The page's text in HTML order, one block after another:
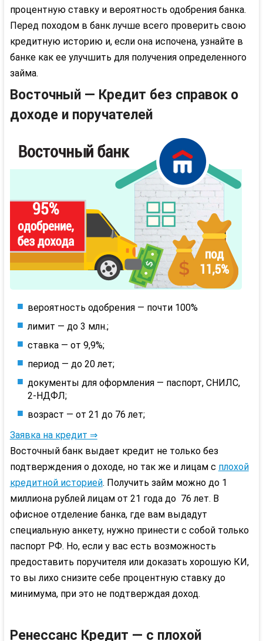
процентную ставку и вероятность одобрения банка.
Перед походом в банк лучше всего проверить свою
кредитную историю и, если она испочена, узнайте в
банке как ее улучшить для получения определенного
займа.
Восточный — Кредит без справок о
доходе и поручателей
вероятность одобрения — почти 100%
лимит — до 3 млн.;
ставка — от 9,9%;
период — до 20 лет;
документы для оформления — паспорт, СНИЛС,
2-НДФЛ;
возраст — от 21 до 76 лет;
Заявка на кредит ⇒
Восточный банк выдает кредит не только без
подтверждения о доходе, но так же и лицам с плохой
кредитной историей. Получить займ можно до 1
миллиона рублей лицам от 21 года до 76 лет. В
офисное отделение банка, где вам выдадут
специальную анкету, нужно принести с собой только
паспорт РФ. Но, если у вас есть возможность
предоставить поручителя или доказать хорошую КИ,
то вы лихо снизите себе процентную ставку до
минимума, при это не подтверждая доход.
Ренессанс Кредит — с плохой